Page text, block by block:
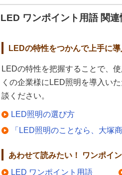
LED ワンポイント用語 関連
LEDの特性をつかんで上手に導
LEDの特性を把握することで、
くの企業様にLED照明を導入い
談ください。
LED照明の選び方
「LED照明のことなら、大塚
あわせて読みたい！ ワンポイ
LED ワンポイント用語